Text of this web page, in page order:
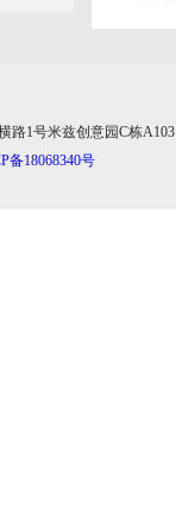
路1号米兹创意园C栋A103
备18068340号